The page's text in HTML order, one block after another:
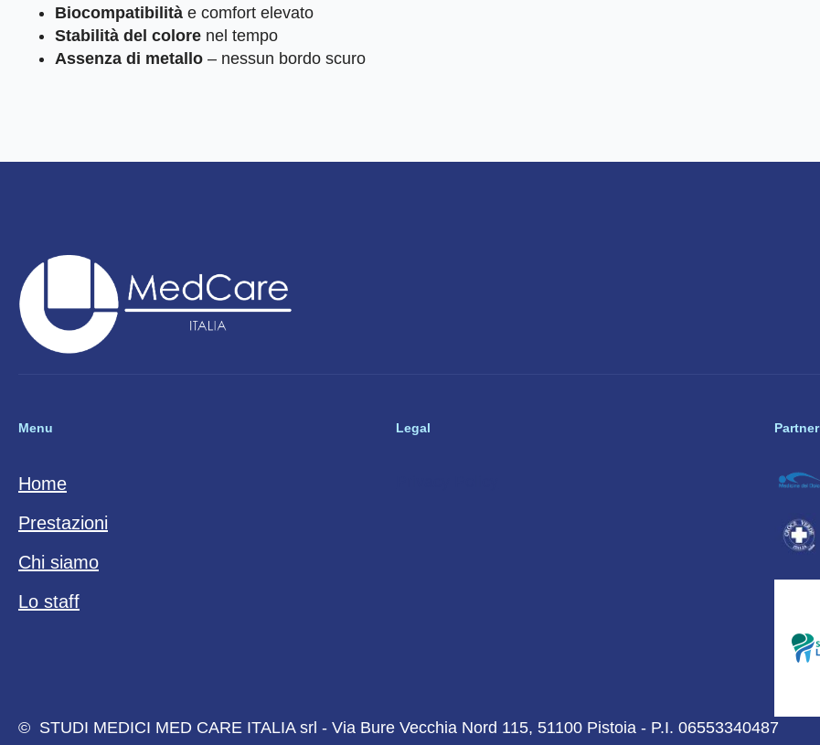
Biocompatibilità e comfort elevato
Stabilità del colore nel tempo
Assenza di metallo – nessun bordo scuro
Menu
Home
Prestazioni
Chi siamo
Lo staff
Legal Partner
© STUDI MEDICI MED CARE ITALIA srl - Via Bure Vecchia Nord 115, 51100 Pistoia - P.I. 06553340487